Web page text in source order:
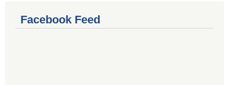
Facebook Feed